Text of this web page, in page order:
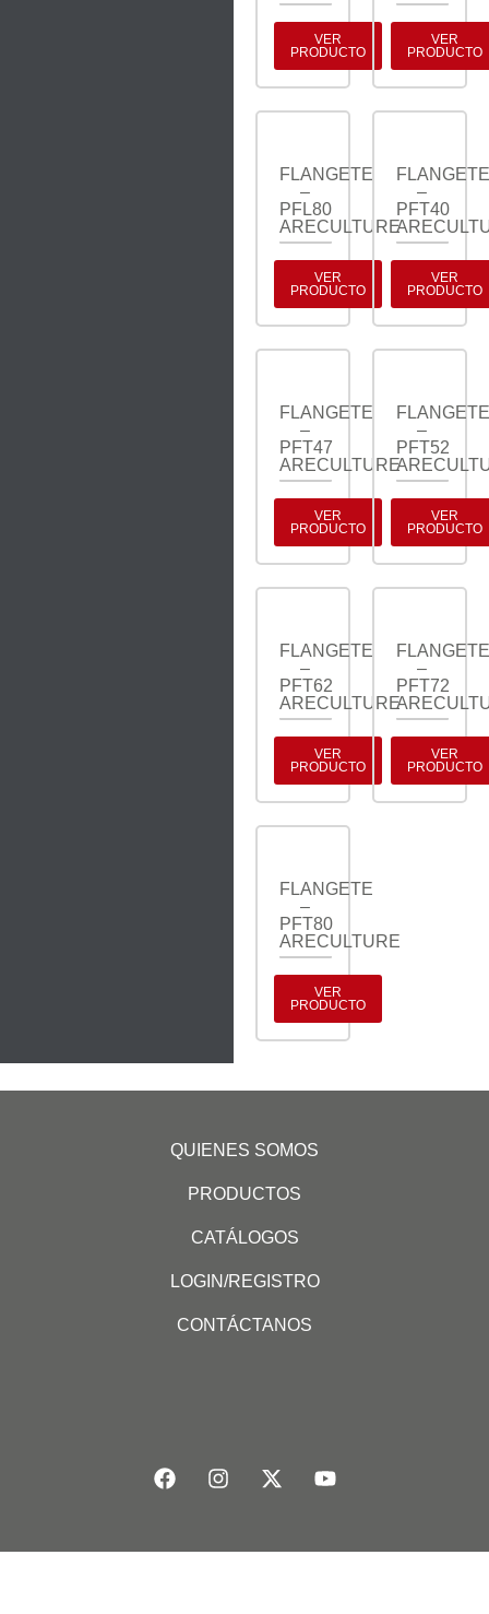
VER
PRODUCTO
VER
PRODUCTO
FLANGETE
–
PFL80
ARECULTURE
VER
PRODUCTO
FLANGETE
–
PFT40
VER
PRODUCTO
FLANGETE
–
PFT47
ARECULTURE
VER
PRODUCTO
FLANGETE
–
PFT52
VER
PRODUCTO
FLANGETE
–
PFT62
ARECULTURE
VER
PRODUCTO
FLANGETE
–
PFT72
VER
PRODUCTO
FLANGETE
–
PFT80
ARECULTURE
VER
PRODUCTO
QUIENES SOMOS
PRODUCTOS
CATÁLOGOS
LOGIN/REGISTRO
CONTÁCTANOS